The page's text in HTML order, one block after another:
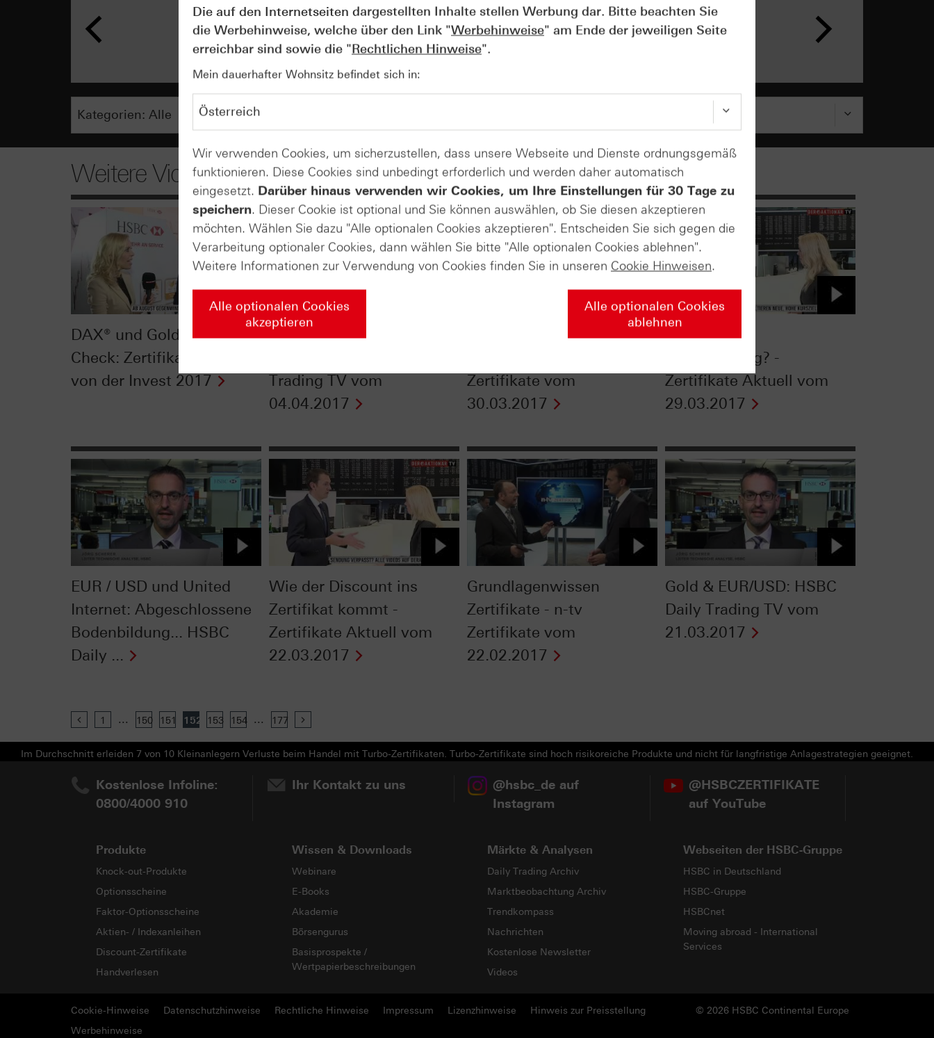
07
Wie lange bleibt der DAX® in
Rekordlaune? - ntv Zertifikate
07.08.26
Weitere Videos
DAX® und Gold im Chart-
Check: Zertifikate Aktuell
von der Invest 2017
Respekt vor dem
Trading TV vom
04.04.2017
Neuralgischer Punkt beim
Zertifikate vom
30.03.2017
Euro vor der
Entscheidung? -
Zertifikate Aktuell vom
29.03.2017
EUR / USD und United
Internet: Abgeschlossene
Bodenbildung... HSBC
Daily ...
Wie der Discount ins
Zertifikat kommt -
Zertifikate Aktuell vom
22.03.2017
Grundlagenwissen
Zertifikate - n-tv
Zertifikate vom
22.02.2017
Gold & EUR/USD: HSBC
Daily Trading TV vom
21.03.2017
Previous
1 ... 150 151 152 153 154 ... 177
Im Durchschnitt erleiden 7 von 10 Kleinanlegern Verluste beim Handel mit Turbo-Zertifikaten. Turbo-Zertifikate sind hoch risikoreiche Produkte und nicht für langfristige Anlagestrategien geeignet.
Kostenlose Infoline:
0800/4000 910
Ihr Kontakt zu uns
@hsbc_de auf
Instagram
@HSBCZERTIFIKATE
auf YouTube
Produkte
Knock-out-Produkte
Optionsscheine
Faktor-Optionsscheine
Aktien- / Indexanleihen
Discount-Zertifikate
Handverlesen
Wissen & Downloads
Webinare
E-Books
Akademie
Börsengurus
Basisprospekte /
Wertpapierbeschreibungen
Märkte & Analysen
Daily Trading Archiv
Marktbeobachtung Archiv
Trendkompass
Nachrichten
Kostenlose Newsletter
Videos
Webseiten der HSBC-Gruppe
HSBC in Deutschland
HSBC-Gruppe
HSBCnet
Moving abroad - International
Services
Cookie-Hinweise Datenschutzhinweise Rechtliche Hinweise Impressum Lizenzhinweise © 2026 HSBC Continental Europe
Hinweis zur Preisstellung
Werbehinweise
Die auf den Internetseiten dargestellten Inhalte stellen Werbung dar. Bitte beachten Sie
die Werbehinweise, welche über den Link "Werbehinweise" am Ende der jeweiligen Seite
erreichbar sind sowie die "Rechtlichen Hinweise".
Mein dauerhafter Wohnsitz befindet sich in:
Wir verwenden Cookies, um sicherzustellen, dass unsere Webseite und Dienste ordnungsgemäß
funktionieren. Diese Cookies sind unbedingt erforderlich und werden daher automatisch
eingesetzt. Darüber hinaus verwenden wir Cookies, um Ihre Einstellungen für 30 Tage zu
speichern. Dieser Cookie ist optional und Sie können auswählen, ob Sie diesen akzeptieren
möchten. Wählen Sie dazu "Alle optionalen Cookies akzeptieren". Entscheiden Sie sich gegen die
Verarbeitung optionaler Cookies, dann wählen Sie bitte "Alle optionalen Cookies ablehnen".
Weitere Informationen zur Verwendung von Cookies finden Sie in unseren Cookie Hinweisen.
Alle optionalen Cookies
akzeptieren
Alle optionalen Cookies
ablehnen